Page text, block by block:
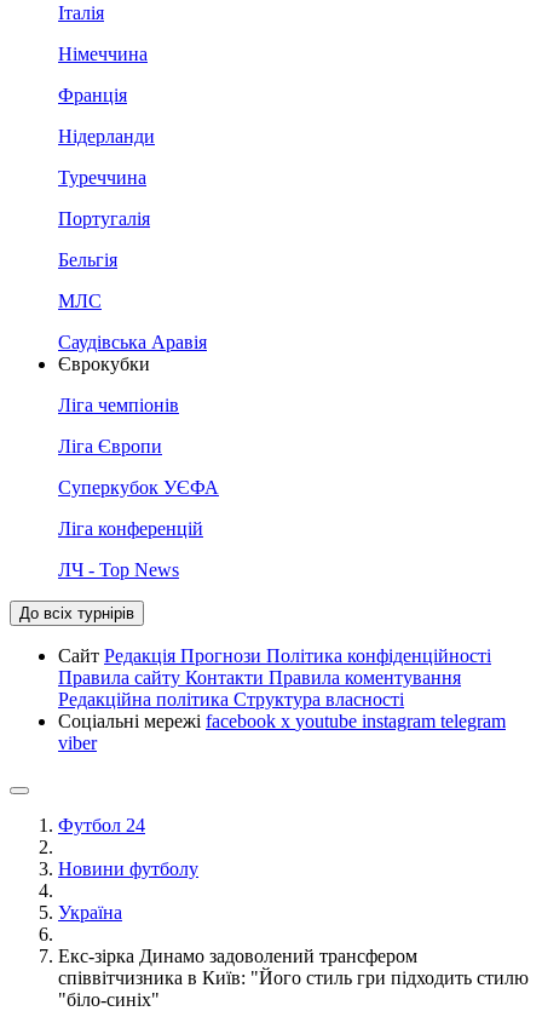
Італія
Німеччина
Франція
Нідерланди
Туреччина
Португалія
Бельгія
МЛС
Саудівська Аравія
Єврокубки
Ліга чемпіонів
Ліга Європи
Суперкубок УЄФА
Ліга конференцій
ЛЧ - Top News
До всіх турнірів
Сайт Редакція Прогнози Політика конфіденційності
Правила сайту Контакти Правила коментування
Редакційна політика Структура власності
Соціальні мережі facebook x youtube instagram telegram
viber
Футбол 24
Новини футболу
Україна
Екс-зірка Динамо задоволений трансфером
співвітчизника в Київ: "Його стиль гри підходить стилю
"біло-синіх"